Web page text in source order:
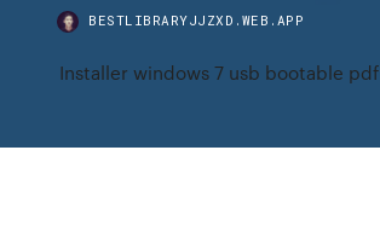
BESTLIBRARYJJZXD.WEB.APP
Installer windows 7 usb bootable pdf